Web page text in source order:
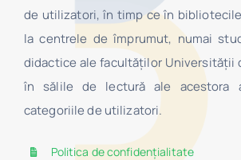
de utilizatori, în timp ce în
la centrele de împrumut, numai
didactice ale facultăților Universității
în sălile de lectură ale acestora
categoriile de utilizatori.
Politica de confidențialitate